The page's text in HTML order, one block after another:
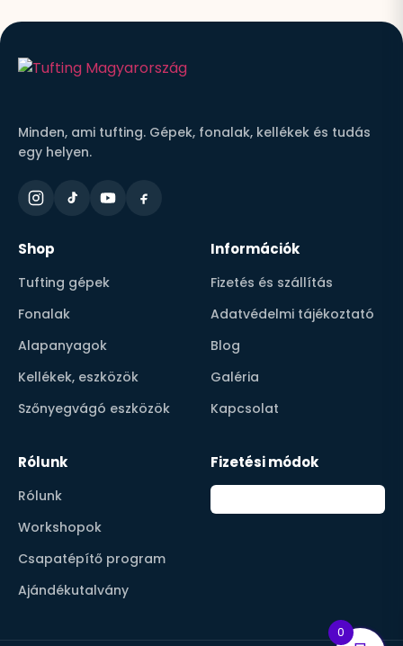
Minden, ami tufting. Gépek, fonalak, kellékek és tudás
egy helyen.
Shop
Tufting gépek
Fonalak
Alapanyagok
Kellékek, eszközök
Szőnyegvágó eszközök
Információk
Fizetés és szállítás
Adatvédelmi tájékoztató
Blog
Galéria
Kapcsolat
Rólunk
Rólunk
Workshopok
Csapatépítő program
Ajándékutalvány
Fizetési módok
0